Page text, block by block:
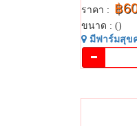
ราคา : ฿
ขนาด : ()
มี​ฟาร์​มสุข​